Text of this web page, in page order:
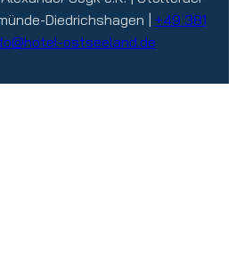
Diedrichshagen | +49 381
ostseeland.de